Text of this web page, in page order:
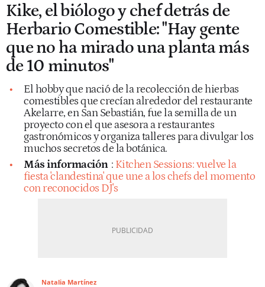
Kike, el biólogo y chef detrás de
Herbario Comestible: "Hay gente
que no ha mirado una planta más
de 10 minutos"
El hobby que nació de la recolección de hierbas
comestibles que crecían alrededor del restaurante
Akelarre, en San Sebastián, fue la semilla de un
proyecto con el que asesora a restaurantes
gastronómicos y organiza talleres para divulgar los
muchos secretos de la botánica.
Más información : Kitchen Sessions: vuelve la
fiesta 'clandestina' que une a los chefs del momento
con reconocidos DJ's
Natalia Martínez